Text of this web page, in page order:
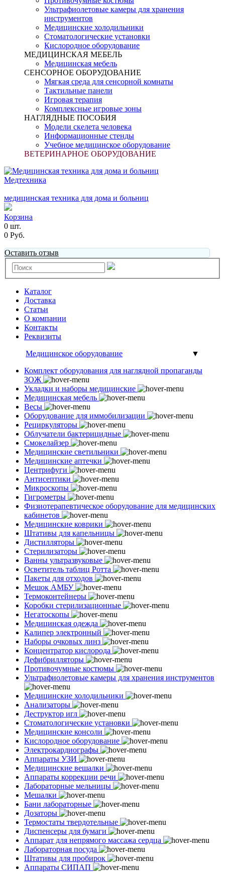
Ультрафиолетовые камеры для хранения
инструментов
Медицинские холодильники
Стоматологические установки
Кислородное оборудование
МЕДИЦИНСКАЯ МЕБЕЛЬ
Медицинская мебель
СЕНСОРНОЕ ОБОРУДОВАНИЕ
Мягкая среда для сенсорной комнаты
Тактильные панели
Игровая терапия
Комплексные игровые зоны
НАГЛЯДНЫЕ ПОСОБИЯ
Модели скелета человека
Информационные стенды
Учебное медицинское оборудование
ВЕТЕРИНАРНОЕ ОБОРУДОВАНИЕ
Медтехника
медицинская техника для дома и больниц
Корзина
0 шт.
0 Руб.
Оставить отзыв
Каталог
Доставка
Статьи
О компании
Контакты
Реквизиты
Медицинское оборудование
▼
Комплект оборудования для наглядной пропаганды
ЗОЖ
Укладки и наборы медицинские
Медицинская мебель
Весы
Оборудование для иммобилизации
Рециркуляторы
Облучатели бактерицидные
Смокелайзер
Медицинские светильники
Медицинские аптечки
Центрифуги
Антисептики
Микроскопы
Гигрометры
Физиотерапевтическое оборудование для медицинских
кабинетов
Медицинские коврики
Штативы для капельницы
Дистилляторы
Стерилизаторы
Ванны ультразвуковые
Осветитель таблиц Ротта
Пакеты для отходов
Мешок АМБУ
Термоконтейнеры
Коробки стерилизационные
Негатоскопы
Медицинская одежда
Калипер электронный
Наборы очковых линз
Концентратор кислорода
Дефибрилляторы
Противочумные костюмы
Ультрафиолетовые камеры для хранения инструментов
Медицинские холодильники
Анализаторы
Деструктор игл
Стоматологические установки
Медицинские консоли
Кислородное оборудование
Электрокардиографы
Аппараты УЗИ
Медицинские вешалки
Аппараты коррекции речи
Лабораторные мельницы
Мешалки
Бани лабораторные
Дозаторы
Термостаты твердотельные
Диспенсеры для бумаги
Аппарат для непрямого массажа сердца
Лабораторная посуда
Штативы для пробирок
Аппараты СИПАП